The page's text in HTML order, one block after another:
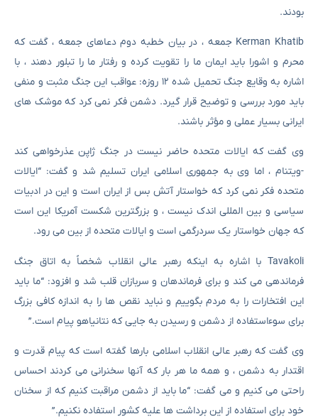
بودند.
Kerman Khatib جمعه ، در بیان خطبه دوم دعاهای جمعه ، گفت که
محرم و اشورا باید ایمان ما را تقویت کرده و رفتار ما را تبلور دهند ، با
اشاره به وقایع جنگ تحمیل شده ۱۲ روزه: عواقب این جنگ مثبت و منفی
باید مورد بررسی و توضیح قرار گیرد. دشمن فکر نمی کرد که موشک های
ایرانی بسیار عملی و مؤثر باشند.
وی گفت که ایالات متحده حاضر نیست در جنگ ژاپن عذرخواهی کند
-ویتنام ، اما وی به جمهوری اسلامی ایران تسلیم شد و گفت: “ایالات
متحده فکر نمی کرد که خواستار آتش بس از ایران است و این در ادبیات
سیاسی و بین المللی اندک نیست ، و بزرگترین شکست آمریکا این است
که جهان خواستار یک سردرگمی است و ایالات متحده از بین می رود.
Tavakoli با اشاره به اینکه رهبر عالی انقلاب شخصاً به اتاق جنگ
فرماندهی می کند و برای فرماندهان و سربازان قلب شد و افزود: “ما باید
این افتخارات را به مردم بگوییم و نباید نقص ها را به اندازه کافی بزرگ
برای سوءاستفاده از دشمن و رسیدن به جایی که نتانیاهو پیام است.”
وی گفت که رهبر عالی انقلاب اسلامی بارها گفته است که پیام قدرت و
اقتدار به دشمن ، و همه ما هر بار که آنها سخنرانی می کردند احساس
راحتی می کنیم و می گفت: “ما باید از دشمن مراقبت کنیم که از سخنان
خود برای استفاده از این برداشت ها علیه کشور استفاده نکنیم.”